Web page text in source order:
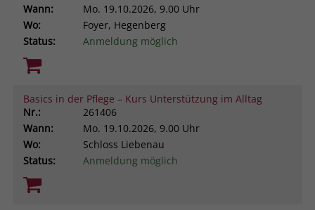
Wann:
Mo. 19.10.2026, 9.00 Uhr
Wo:
Foyer, Hegenberg
Status:
Anmeldung möglich
Basics in der Pflege – Kurs Unterstützung im Alltag
Nr.:
261406
Wann:
Mo. 19.10.2026, 9.00 Uhr
Wo:
Schloss Liebenau
Status:
Anmeldung möglich